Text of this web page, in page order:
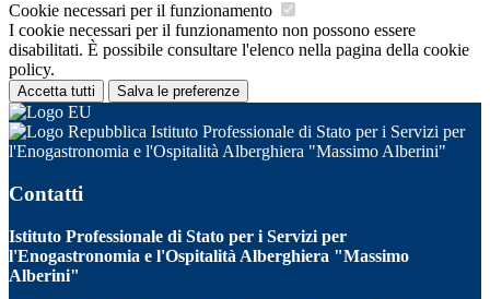
Cookie necessari per il funzionamento
I cookie necessari per il funzionamento non possono essere
disabilitati. È possibile consultare l'elenco nella pagina della cookie
policy.
Accetta tutti Salva le preferenze
Istituto Professionale di Stato per i Servizi per
l'Enogastronomia e l'Ospitalità Alberghiera "Massimo Alberini"
Contatti
Istituto Professionale di Stato per i Servizi per
l'Enogastronomia e l'Ospitalità Alberghiera "Massimo
Alberini"